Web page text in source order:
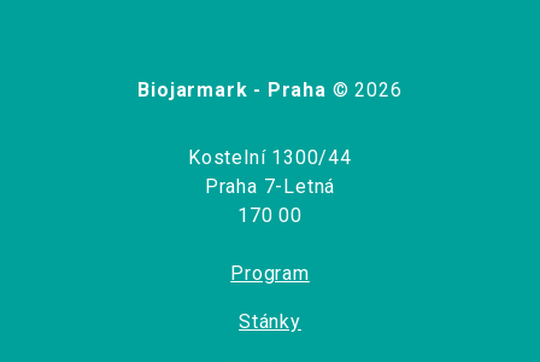
Biojarmark - Praha © 2026
Kostelní 1300/44
Praha 7-Letná
170 00
Program
Stánky